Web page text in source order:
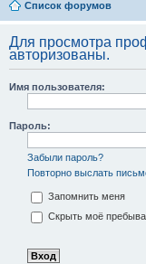
Список форумов
Для просмотра
авторизованы.
Имя пользователя:
Пароль:
Забыли пароль?
Повторно выслать
Запомнить меня
Скрыть моё